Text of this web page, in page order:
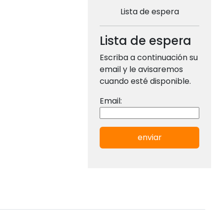
Lista de espera
Lista de espera
Escriba a continuación su
email y le avisaremos
cuando esté disponible.
Email:
enviar